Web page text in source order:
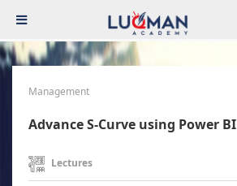
Management
Advance S-Curve using Power BI
Lectures